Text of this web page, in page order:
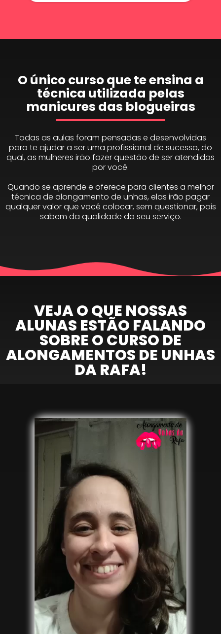
O único curso que te ensina a
técnica utilizada pelas
manicures das blogueiras
Todas as aulas foram pensadas e desenvolvidas
para te ajudar a ser uma profissional de sucesso, do
qual, as mulheres irão fazer questão de ser atendidas
por você.
Quando se aprende e oferece para clientes a melhor
técnica de alongamento de unhas, elas irão pagar
qualquer valor que você colocar, sem questionar, pois
sabem da qualidade do seu serviço.
VEJA O QUE NOSSAS
ALUNAS ESTÃO FALANDO
SOBRE O CURSO DE
ALONGAMENTOS DE UNHAS
DA RAFA!